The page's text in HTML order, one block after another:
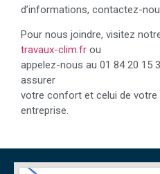
d’informations, contactez-
Pour nous joindre, visitez
travaux-clim.fr ou
appelez-nous au 01 84 20 15
assurer
votre confort et celui de votre
entreprise.